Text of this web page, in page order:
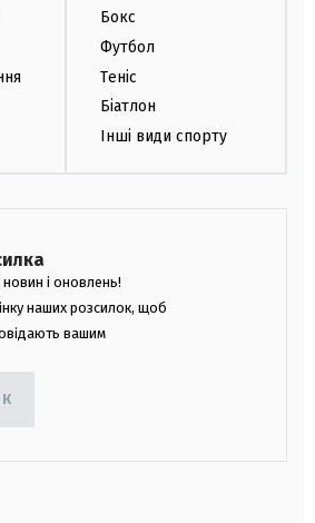
Бокс
Футбол
Теніс
Біатлон
Інші види спорту
новин і оновлень!
наших розсилок, щоб
вашим